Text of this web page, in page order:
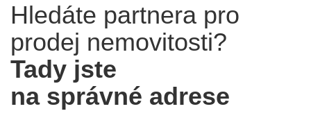
Hledáte partnera pro
prodej nemovitosti?
Tady jste
na správné adrese